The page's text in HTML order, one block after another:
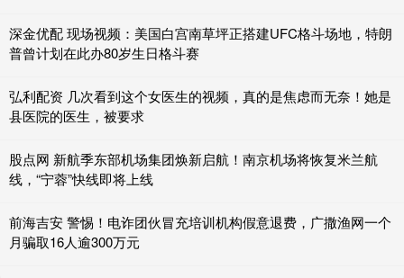
深金优配 现场视频：美国白宫南草坪正搭建UFC格斗场地，特朗
普曾计划在此办80岁生日格斗赛
弘利配资 几次看到这个女医生的视频，真的是焦虑而无奈！她是
县医院的医生，被要求
股点网 新航季东部机场集团焕新启航！南京机场将恢复米兰航
线，“宁蓉”快线即将上线
前海吉安 警惕！电诈团伙冒充培训机构假意退费，广撒渔网一个
月骗取16人逾300万元